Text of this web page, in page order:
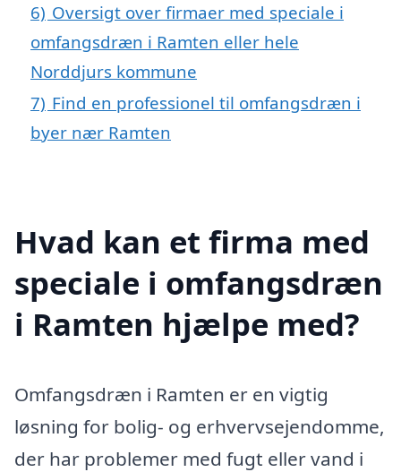
6) Oversigt over firmaer med speciale i
omfangsdræn i Ramten eller hele
Norddjurs kommune
7) Find en professionel til omfangsdræn i
byer nær Ramten
Hvad kan et firma med
speciale i omfangsdræn
i Ramten hjælpe med?
Omfangsdræn i Ramten er en vigtig
løsning for bolig- og erhvervsejendomme,
der har problemer med fugt eller vand i